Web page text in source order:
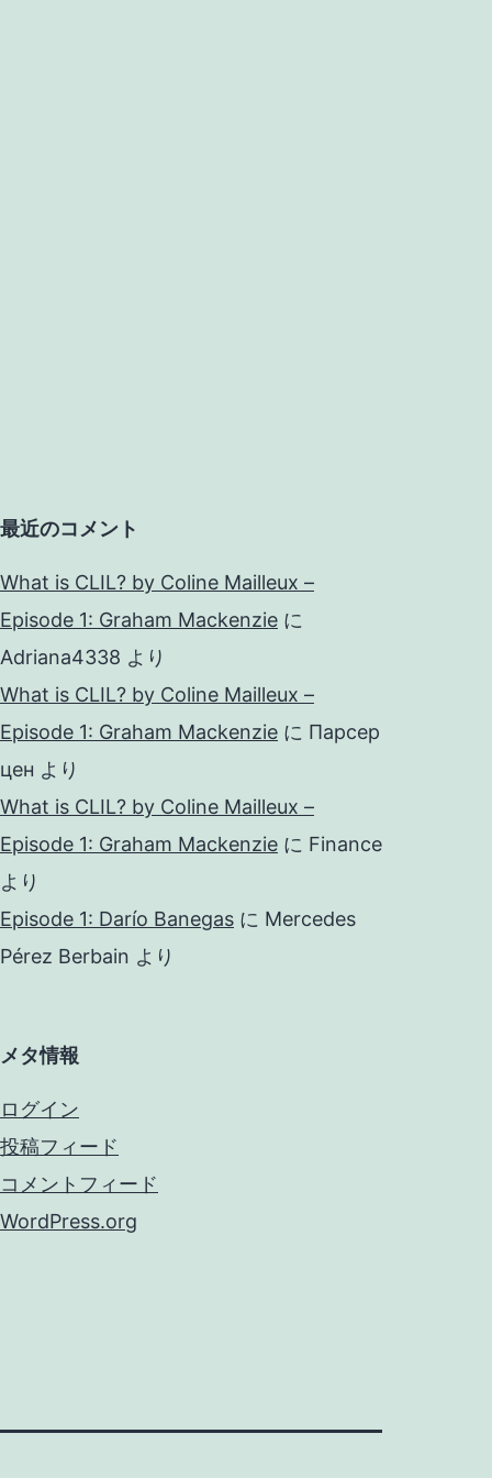
最近のコメント
What is CLIL? by Coline Mailleux –
Episode 1: Graham Mackenzie に
Adriana4338 より
What is CLIL? by Coline Mailleux –
Episode 1: Graham Mackenzie に Парсер
цен より
What is CLIL? by Coline Mailleux –
Episode 1: Graham Mackenzie に Finance
より
Episode 1: Darío Banegas に Mercedes
Pérez Berbain より
メタ情報
ログイン
投稿フィード
コメントフィード
WordPress.org